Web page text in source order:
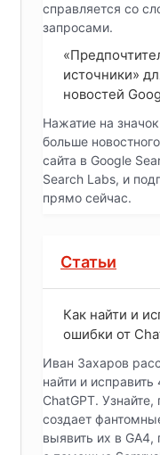
справляется со
запросами.
источники»
новостей
Нажатие на
больше
сайта в Google
Search Labs, и
прямо сейчас.
Статьи
Как найти и
ошибки от
Иван Захаров
найти и
ChatGPT.
создает
выявить их в GA4,